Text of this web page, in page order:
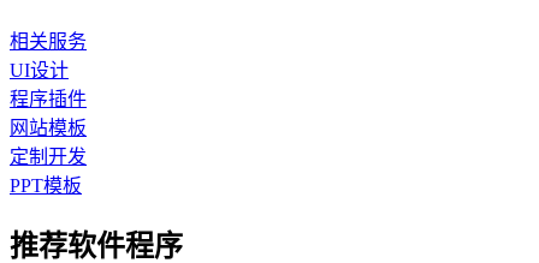
相关服务
UI设计
程序插件
网站模板
定制开发
PPT模板
推荐软件程序